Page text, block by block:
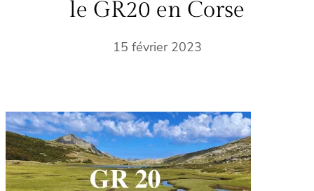
le GR20 en Corse
15 février 2023